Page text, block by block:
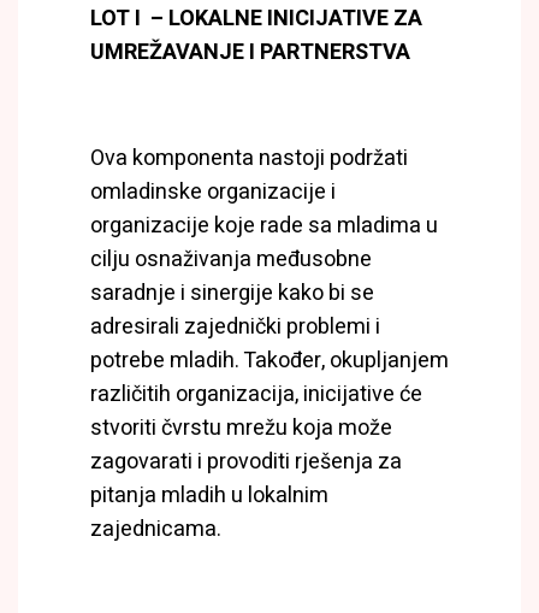
LOT I – LOKALNE INICIJATIVE ZA
UMREŽAVANJE I PARTNERSTVA
Ova komponenta nastoji podržati
omladinske organizacije i
organizacije koje rade sa mladima u
cilju osnaživanja međusobne
saradnje i sinergije kako bi se
adresirali zajednički problemi i
potrebe mladih. Također, okupljanjem
različitih organizacija, inicijative će
stvoriti čvrstu mrežu koja može
zagovarati i provoditi rješenja za
pitanja mladih u lokalnim
zajednicama.